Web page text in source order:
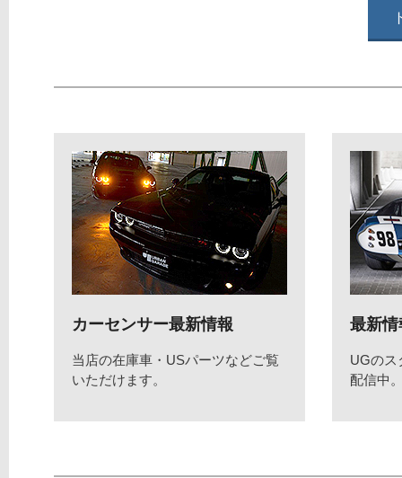
カーセンサー最新情報
当店の在庫車・USパーツなどご覧
いただけます。
最新情
UGのス
配信中